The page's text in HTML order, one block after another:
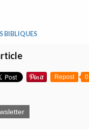
BIBLIQUES
Repost 0